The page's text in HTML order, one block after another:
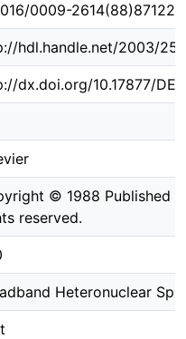
0009-2614(88)87122-
hdl.handle.net/2003/
dx.doi.org/10.17877/
© 1988 Published
reserved.
Heteronuclear